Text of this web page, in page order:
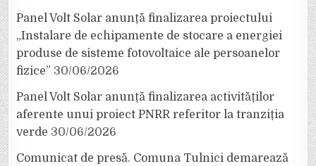
Panel Volt Solar anunță finalizarea proiectului
„Instalare de echipamente de stocare a energiei
produse de sisteme fotovoltaice ale persoanelor
fizice” 30/06/2026
Panel Volt Solar anunță finalizarea activităților
aferente unui proiect PNRR referitor la tranziția
verde 30/06/2026
Comunicat de presă. Comuna Tulnici demarează